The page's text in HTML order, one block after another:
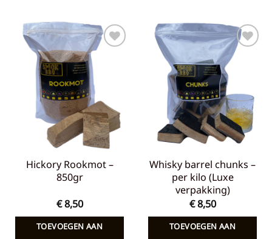
Toevoegen
verlanglijst
Hickory Rookmot –
850gr
€8,50
TOEVOEGEN AAN
Toevoegen
aan
verlanglijst
Whisky barrel chunks –
per kilo (Luxe
verpakking)
€8,50
TOEVOEGEN AAN